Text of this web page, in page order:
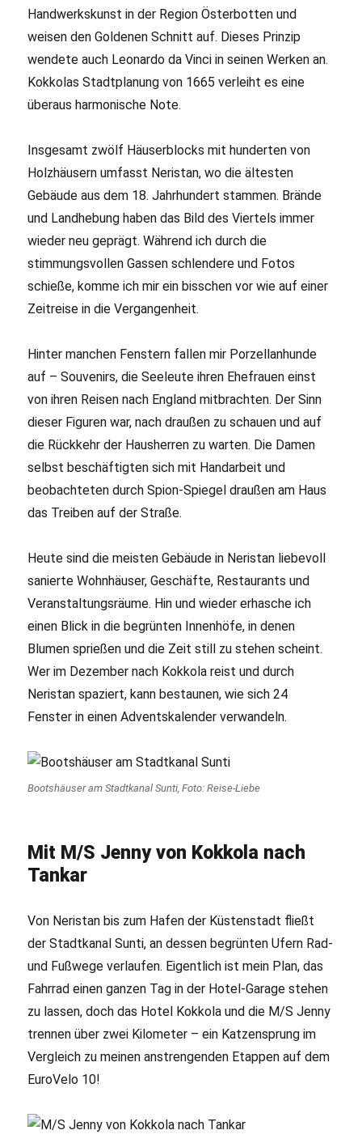
Handwerkskunst in der Region Österbotten und
weisen den Goldenen Schnitt auf. Dieses Prinzip
wendete auch Leonardo da Vinci in seinen Werken an.
Kokkolas Stadtplanung von 1665 verleiht es eine
überaus harmonische Note.
Insgesamt zwölf Häuserblocks mit hunderten von
Holzhäusern umfasst Neristan, wo die ältesten
Gebäude aus dem 18. Jahrhundert stammen. Brände
und Landhebung haben das Bild des Viertels immer
wieder neu geprägt. Während ich durch die
stimmungsvollen Gassen schlendere und Fotos
schieße, komme ich mir ein bisschen vor wie auf einer
Zeitreise in die Vergangenheit.
Hinter manchen Fenstern fallen mir Porzellanhunde
auf – Souvenirs, die Seeleute ihren Ehefrauen einst
von ihren Reisen nach England mitbrachten. Der Sinn
dieser Figuren war, nach draußen zu schauen und auf
die Rückkehr der Hausherren zu warten. Die Damen
selbst beschäftigten sich mit Handarbeit und
beobachteten durch Spion-Spiegel draußen am Haus
das Treiben auf der Straße.
Heute sind die meisten Gebäude in Neristan liebevoll
sanierte Wohnhäuser, Geschäfte, Restaurants und
Veranstaltungsräume. Hin und wieder erhasche ich
einen Blick in die begrünten Innenhöfe, in denen
Blumen sprießen und die Zeit still zu stehen scheint.
Wer im Dezember nach Kokkola reist und durch
Neristan spaziert, kann bestaunen, wie sich 24
Fenster in einen Adventskalender verwandeln.
Bootshäuser am Stadtkanal Sunti, Foto: Reise-Liebe
Mit M/S Jenny von Kokkola nach
Tankar
Von Neristan bis zum Hafen der Küstenstadt fließt
der Stadtkanal Sunti, an dessen begrünten Ufern Rad-
und Fußwege verlaufen. Eigentlich ist mein Plan, das
Fahrrad einen ganzen Tag in der Hotel-Garage stehen
zu lassen, doch das Hotel Kokkola und die M/S Jenny
trennen über zwei Kilometer – ein Katzensprung im
Vergleich zu meinen anstrengenden Etappen auf dem
EuroVelo 10!